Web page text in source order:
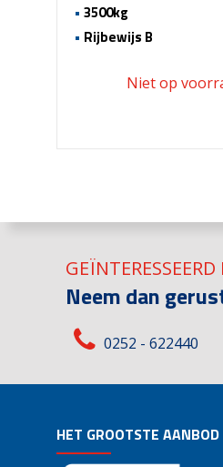
3500kg
Rijbewijs B
Neem dan
0252 - 622440
HET GROOTSTE